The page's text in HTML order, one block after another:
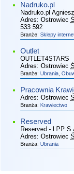
Nadruko.pl
Nadruko.pl
Adres: Ostrowiec
533 592
Branże: Sklepy
Outlet
OUTLET4STARS
Adres: Ostrowiec
Branże: Ubrania,
Pracownia
Adres: Ostrowiec
Branża: Krawiectwo
Reserved
Reserved - LPP
Adres: Ostrowiec
Branża: Ubrania